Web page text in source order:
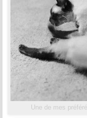
Une de mes